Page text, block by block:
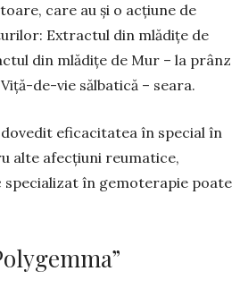
care au și o acțiune de
Extractul din mlădițe de
din mlădițe de Mur – la prânz
de-vie sălbatică – seara.
eficacitatea în special în
alte afecțiuni reumatice,
specializat în gemoterapie poate